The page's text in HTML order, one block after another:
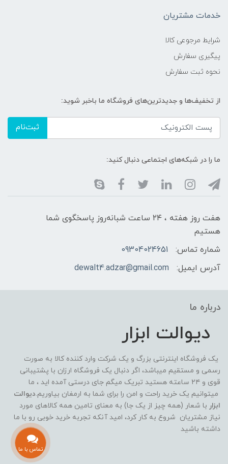
خدمات مشتریان
شرایط مرجوعی کالا
پیگیری سفارش
نحوه ثبت سفارش
از تخفیف‌ها و جدیدترین‌های فروشگاه ما باخبر شوید:
ثبت‌نام
ما را در شبکه‌های اجتماعی دنبال کنید:
هفت روز هفته ، ۲۴ ساعت شبانه‌روز پاسخگوی شما
هستیم
شماره تماس:
09304024651
آدرس ایمیل:
dewalt4.adzar@gmail.com
درباره ما
دیوالت ابزار
یک فروشگاه اینترنتی بزرگ و یک شرکت وارد کننده کالا به صورت
رسمی و مستقیم میباشد، اگر دنبال یک فروشگاه ارزان با پشتیبانی
قوی و ۲۴ ساعته هستید تبریک میگم جای درستی آمده اید ، ما
میتوانیم یک خرید راحت و امن را برای شما به ارمغان بیاوریم.دیوالت
ابزار با شعار (همه چیز از یک جا) به معنای تامین همه کالاهای مورد
نیاز مشتریان شروع به کار کرد، امید آنکه تجربه خرید خوبی رو با ما
داشته باشید
تماس با ما